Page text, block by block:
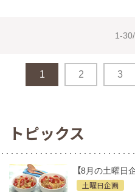
1-
1 2 3
トピックス
【8月の土曜日
土曜日企画